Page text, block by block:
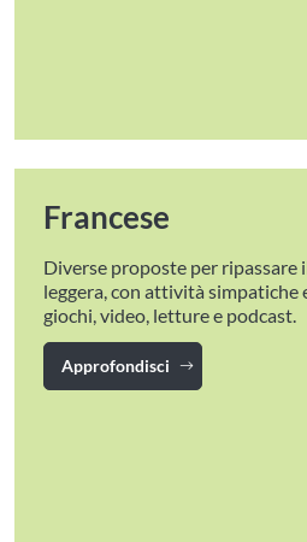
Francese
Diverse proposte per ripassare
leggera, con attività simpatiche
giochi, video, letture e podcast.
Approfondisci